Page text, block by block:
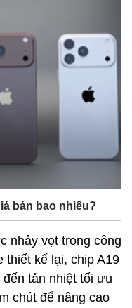
bán bao nhiêu?
nhảy vọt trong công
thiết kế lại, chip A19
tản nhiệt tối ưu
chút để nâng cao